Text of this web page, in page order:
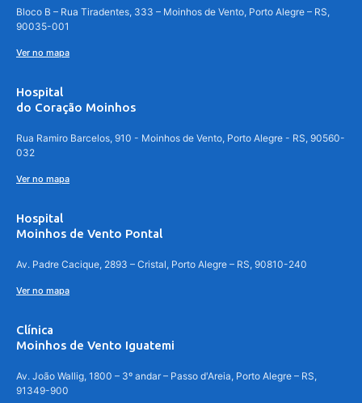
Bloco B – Rua Tiradentes, 333 – Moinhos de Vento, Porto Alegre – RS,
90035-001
Ver no mapa
Hospital
do Coração Moinhos
Rua Ramiro Barcelos, 910 - Moinhos de Vento, Porto Alegre - RS, 90560-
032
Ver no mapa
Hospital
Moinhos de Vento Pontal
Av. Padre Cacique, 2893 – Cristal, Porto Alegre – RS, 90810-240
Ver no mapa
Clínica
Moinhos de Vento Iguatemi
Av. João Wallig, 1800 – 3º andar – Passo d'Areia, Porto Alegre – RS,
91349-900